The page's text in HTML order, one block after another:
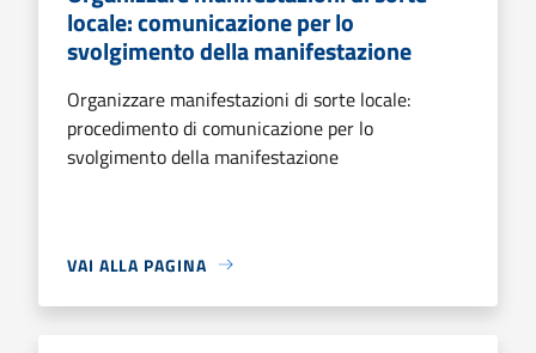
locale: comunicazione per lo
svolgimento della manifestazione
Organizzare manifestazioni di sorte locale:
procedimento di comunicazione per lo
svolgimento della manifestazione
VAI ALLA PAGINA